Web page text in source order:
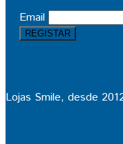
Email
Lojas Smile, desde